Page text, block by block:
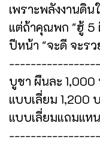
เพราะพลังงานดิ
แต่ถ้าคุณพก "ฮู้ 5
ปีหน้า "จะดี จะร
บูชา ผืนละ 1,000
แบบเลี่ยม 1,200
แบบเลี่ยมแถมแห